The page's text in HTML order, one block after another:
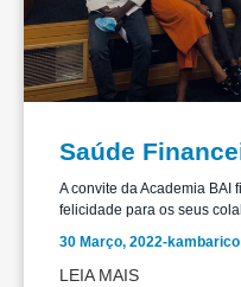
Saúde
A convite da Academia BAI
felicidade para os seus
30 Março, 2022-kambarico
LEIA MAIS